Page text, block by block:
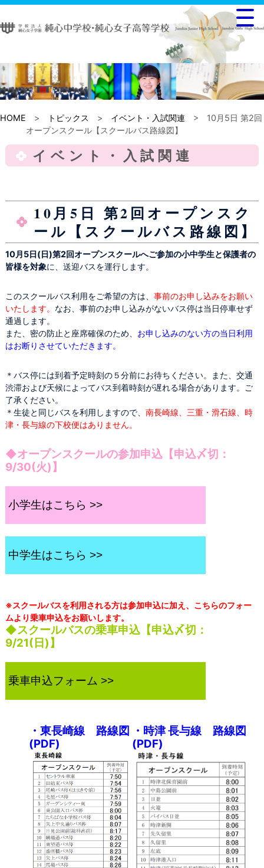
HOME > トピックス > イベント・入試関連 > 10月5日 第2回
オープンスクール【スクールバス路線図】
イベント・入試関連
10月5日 第2回オープンスク
ール【スクールバス路線図】
10月5日(日)第2回オープンスクールへご参加の小中学生と保護者の
皆様を対象に、送迎バスを運行します。
このスクールバス利用をご希望の方は、 事前のお申し込みをお願い
いたします。 なお、事前のお申し込みがないバス停は当日停車せず
通過します。
また、密の防止と座席確保のため、 お申し込みのない方の当日利用
はお断りさせていただきます。
＊バス停には到着予定時刻の５分前にお待ちください。また、交通
渋滞および天候によってバス到着時刻が遅れる場合があります。ご
了承ください。
＊生徒と同じバスを利用しますので、 南長崎線、三重・滑石線、時
津・長与線の下校便はありません。
◆オープンスクールの参加申込【申込〆切：
9/30(火)】
小学生はこちら >>
中学生はこちら >>
※スクールバスを利用される方は参加申込に加え、こちらのフォー
ムより乗車申込をお願いします。
◆スクールバスの乗車申込【申込〆切：
9/21(日) 】
乗車申込フォーム >>
・東長崎線 路線図
(PDF)
・時津 長与線 路線図
(PDF)